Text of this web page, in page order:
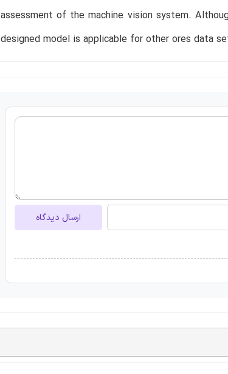
assessment of the machine vision system.
designed model is applicable for other ores data
ارسال دیدگاه